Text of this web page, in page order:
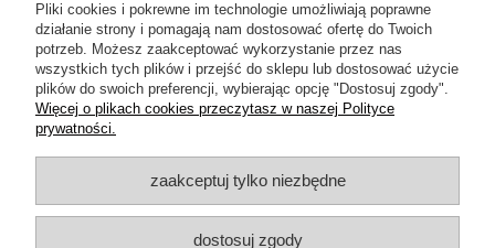
Pomoc
Dostawa
Moje konto
Pliki cookies i pokrewne im technologie umożliwiają poprawne
działanie strony i pomagają nam dostosować ofertę do Twoich
potrzeb. Możesz zaakceptować wykorzystanie przez nas
wszystkich tych plików i przejść do sklepu lub dostosować użycie
plików do swoich preferencji, wybierając opcję "Dostosuj zgody".
Więcej o plikach cookies przeczytasz w naszej Polityce
prywatności.
zaakceptuj tylko niezbędne
dostosuj zgody